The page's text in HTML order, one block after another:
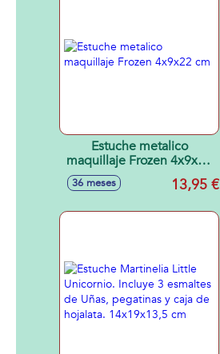
Estuche metalico
maquillaje Frozen 4x9x22
36 meses 13,95 €